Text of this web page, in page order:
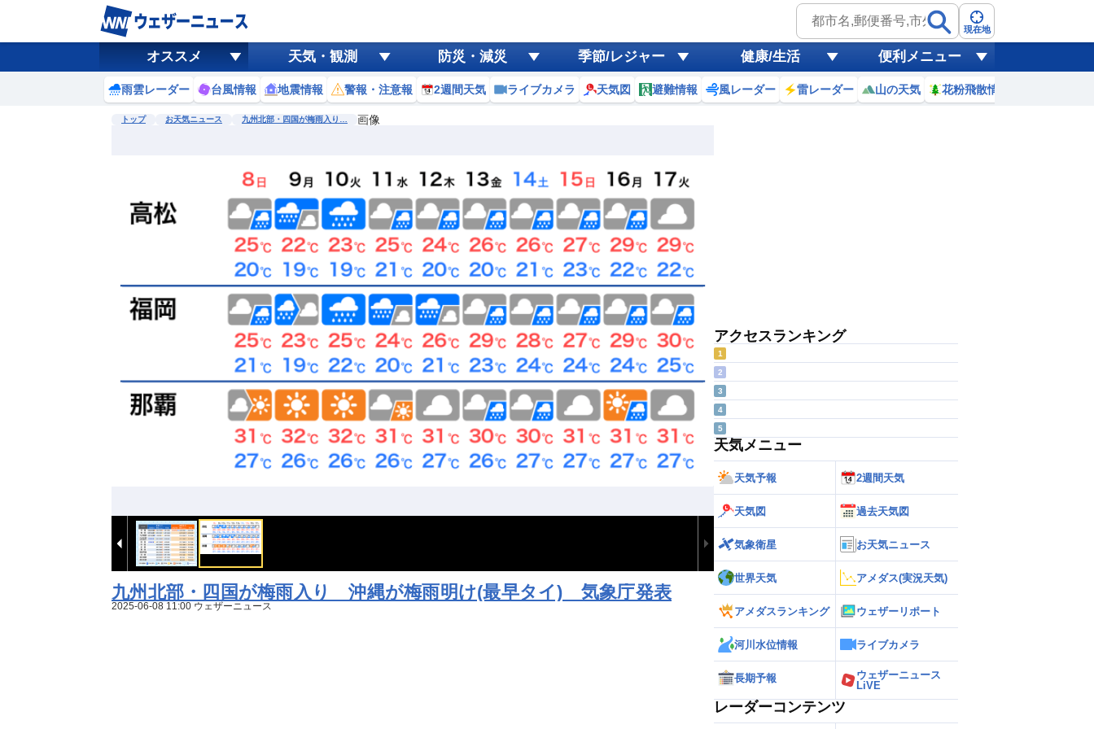
現在地
オススメ 天気・観測 防災・減災 季節/レジャー 健康/生活 便利メニュー
雨雲レーダー 台風情報 地震情報 警報・注意報 2週間天気 ライブカメラ 天気図 避難情報 風レーダー 雷レーダー 山の天気 花粉飛散情報
トップ お天気ニュース 九州北部・四国が梅雨入り… 画像
九州北部・四国が梅雨入り 沖縄が梅雨明け(最早タイ) 気象庁発表
2025-06-08 11:00 ウェザーニュース
アクセスランキング
1
2
3
4
5
天気メニュー
天気予報 2週間天気
天気図 過去天気図
気象衛星 お天気ニュース
世界天気 アメダス(実況天気)
アメダスランキング ウェザーリポート
河川水位情報 ライブカメラ
長期予報
ウェザーニュース
LiVE
レーダーコンテンツ